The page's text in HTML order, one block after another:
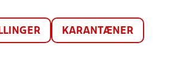
KARANTÆNER